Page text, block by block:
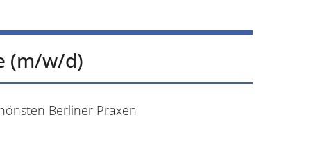
(m/w/d)
Berliner Praxen